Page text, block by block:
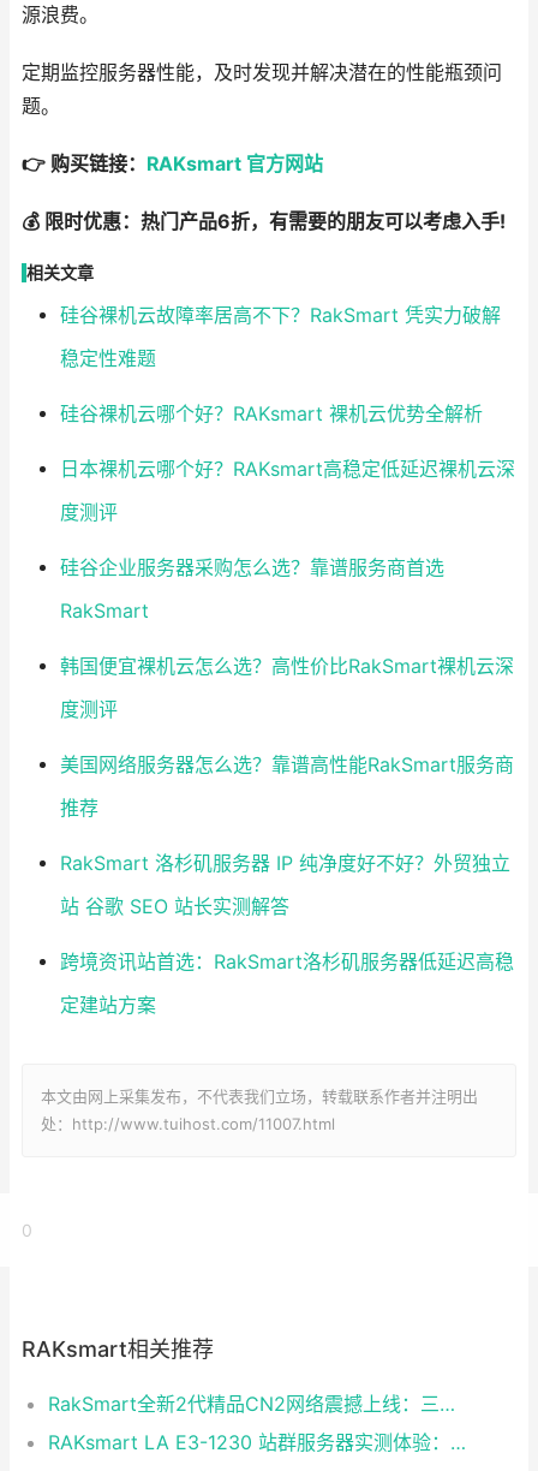
源浪费。
定期监控服务器性能，及时发现并解决潜在的性能瓶颈问
题。
👉 购买链接： RAKsmart 官方网站
💰 限时优惠：热门产品6折，有需要的朋友可以考虑入手!
相关文章
硅谷裸机云故障率居高不下？RakSmart 凭实力破解
稳定性难题
硅谷裸机云哪个好？RAKsmart 裸机云优势全解析
日本裸机云哪个好？RAKsmart高稳定低延迟裸机云深
度测评
硅谷企业服务器采购怎么选？靠谱服务商首选
RakSmart
韩国便宜裸机云怎么选？高性价比RakSmart裸机云深
度测评
美国网络服务器怎么选？靠谱高性能RakSmart服务商
推荐
RakSmart 洛杉矶服务器 IP 纯净度好不好？外贸独立
站 谷歌 SEO 站长实测解答
跨境资讯站首选：RakSmart洛杉矶服务器低延迟高稳
定建站方案
本文由网上采集发布，不代表我们立场，转载联系作者并注明出
处：http://www.tuihost.com/11007.html
0
RAKsmart相关推荐
RakSmart全新2代精品CN2网络震撼上线：三网融合铸就企业级黄金链路
RAKsmart LA E3-1230 站群服务器实测体验：稳定够用的性价比之选